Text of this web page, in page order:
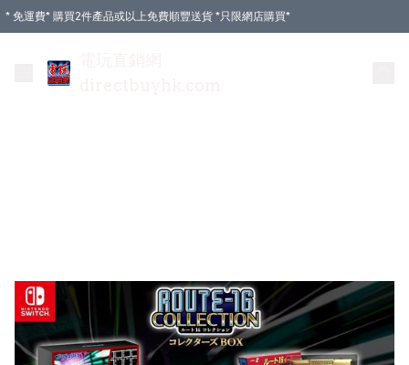
* 免運費* 購買2件產品或以上免費順豐送貨 *只限網店購買*